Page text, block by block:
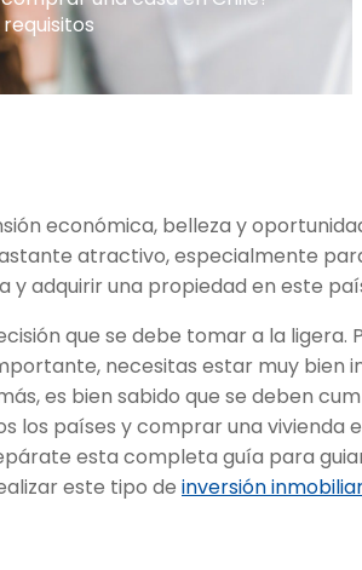
requisitos
económica, belleza y
atractivo, especialmente
y adquirir una propiedad en este
que se debe tomar a la
necesitas estar muy bien
es bien sabido que se deben
los países y comprar una vivienda
esta completa guía para
este tipo de inversión